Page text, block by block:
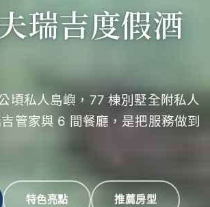
瑞吉度假酒
頃私人島嶼，77 棟別墅全附私人
管家與 6 間餐廳，是把服務做到
特色亮點 推薦房型